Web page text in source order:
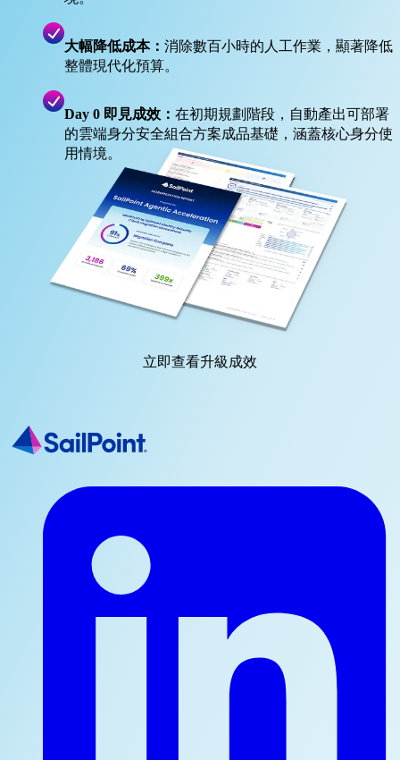
大幅降低成本： 消除數百小時的人工作業，顯著降低
整體現代化預算。
Day 0 即見成效： 在初期規劃階段，自動產出可部署
的雲端身分安全組合方案成品基礎，涵蓋核心身分使
用情境。
立即查看升級成效